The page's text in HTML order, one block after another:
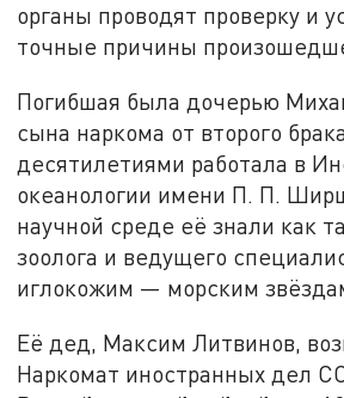
органы проводят проверку и
точные причины
Погибшая была дочерью
сына наркома от второго
десятилетиями работала в
океанологии имени П. П.
научной среде её знали как
зоолога и ведущего
иглокожим — морским
Её дед, Максим Литвинов,
Наркомат иностранных дел